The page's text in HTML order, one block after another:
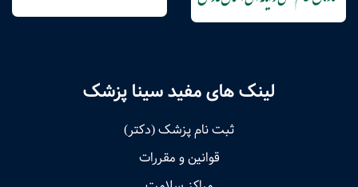
لینک های مفید سینا پزشک
ثبت نام پزشک (دکتر)
قوانین و مقررات